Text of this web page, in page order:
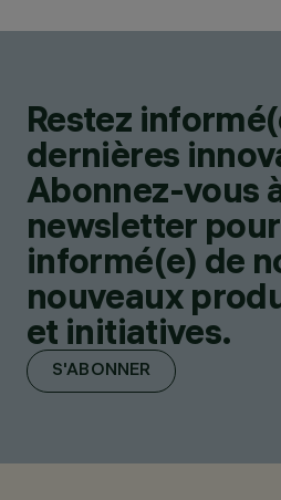
Restez
dernières
Abonnez-vous
newsletter
informé(e) de
nouveaux
et initiatives.
S'ABONNER